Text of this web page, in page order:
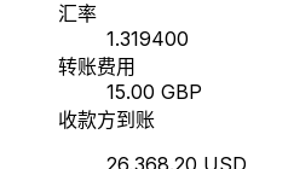
汇率
1.319400
转账费用
15.00 GBP
收款方到账